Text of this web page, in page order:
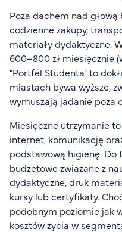
Poza dachem nad
codzienne zakupy,
materiały dydaktyczne.
600–800 zł miesięcznie
"Portfel Studenta" to
miastach bywa wyższe,
wymuszają jadanie poza
Miesięczne utrzymanie
internet, komunikację
podstawową higienę. Do
budżetowe związane z
dydaktyczne, druk
kursy lub certyfikaty.
podobnym poziomie jak
kosztów życia w